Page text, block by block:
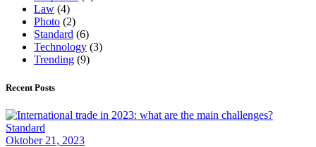
Law (4)
Photo (2)
Standard (6)
Technology (3)
Trending (9)
Recent Posts
Standard
Oktober 21, 2023